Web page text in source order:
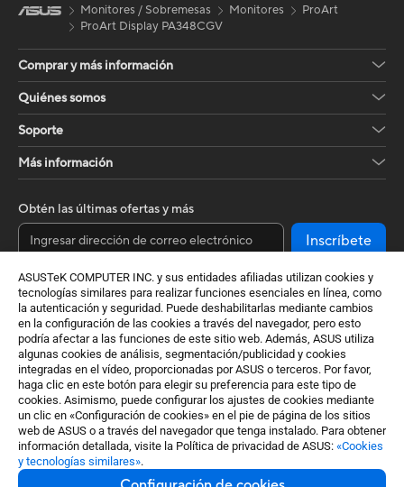
ASUSTeK COMPUTER INC. y sus entidades afiliadas utilizan cookies y
tecnologías similares para realizar funciones esenciales en línea, como
la autenticación y seguridad. Puede deshabilitarlas mediante cambios
en la configuración de las cookies a través del navegador, pero esto
podría afectar a las funciones de este sitio web. Además, ASUS utiliza
algunas cookies de análisis, segmentación/publicidad y cookies
integradas en el vídeo, proporcionadas por ASUS o terceros. Por favor,
haga clic en este botón para elegir su preferencia para este tipo de
cookies. Asimismo, puede configurar los ajustes de cookies mediante
un clic en «Configuración de cookies» en el pie de página de los sitios
web de ASUS o a través del navegador que tenga instalado. Para obtener
información detallada, visite la Política de privacidad de ASUS: «Cookies
y tecnologías similares».
Monitores / Sobremesas Monitores
ProArt
ProArt Display PA348CGV
Comprar y más información
Quiénes somos
Soporte
Más información
Obtén las últimas ofertas y más
Inscríbete
Spain / Español
©ASUSTeK Computer Inc. Todos los derechos reservados.
Términos de aceptación